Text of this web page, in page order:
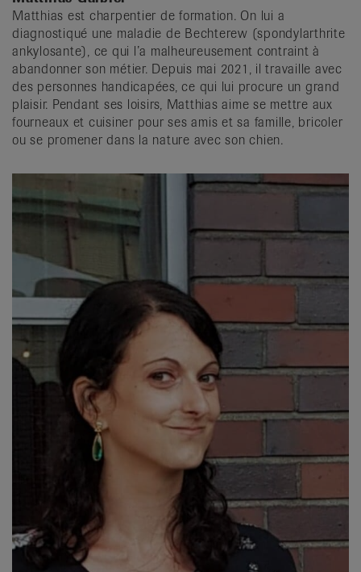
Matthias est charpentier de formation. On lui a
diagnostiqué une maladie de Bechterew (spondylarthrite
ankylosante), ce qui l’a malheureusement contraint à
abandonner son métier. Depuis mai 2021, il travaille avec
des personnes handicapées, ce qui lui procure un grand
plaisir. Pendant ses loisirs, Matthias aime se mettre aux
fourneaux et cuisiner pour ses amis et sa famille, bricoler
ou se promener dans la nature avec son chien.